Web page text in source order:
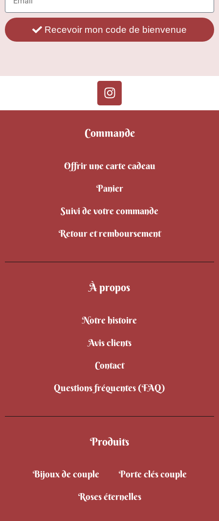
Recevoir mon code de bienvenue
Commande
Offrir une carte cadeau
Panier
Suivi de votre commande
Retour et remboursement
À propos
Notre histoire
Avis clients
Contact
Questions fréquentes (FAQ)
Produits
Bijoux de couple
Porte clés couple
Roses éternelles